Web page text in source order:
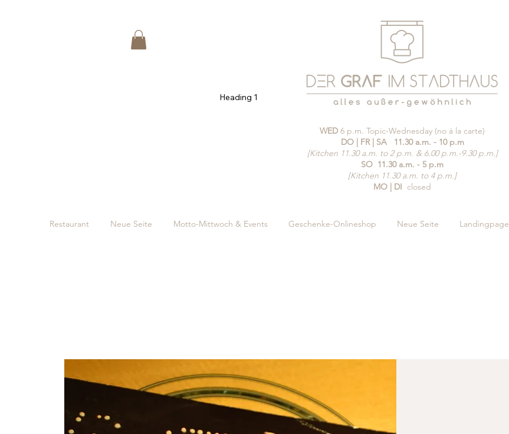
WED 6 p.m. Topic-Wednesday (no á la carte)
DO | FR | SA
11.30 a.m. - 10 p.m
[Kitchen 11.30 a.m. to 2 p.m. & 6.00 p.m.-9.30 p.m.]
SO 11.30 a.m. - 5 p.m
[Kitchen 11.30 a.m. to 4 p.m.]
MO | DI closed
Heading 1
Restaurant Neue Seite Motto-Mittwoch & Events Geschenke-Onlineshop Neue Seite Landingpage